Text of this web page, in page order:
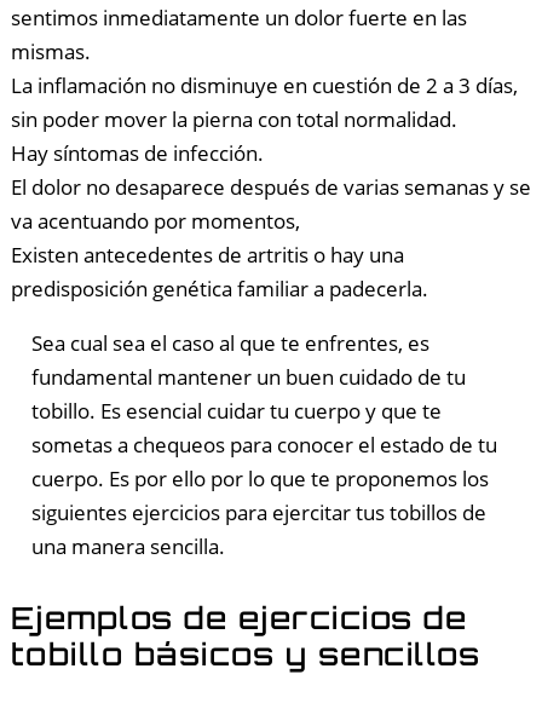
sentimos inmediatamente un dolor fuerte en las
mismas.
La inflamación no disminuye en cuestión de 2 a 3 días,
sin poder mover la pierna con total normalidad.
Hay síntomas de infección.
El dolor no desaparece después de varias semanas y se
va acentuando por momentos,
Existen antecedentes de artritis o hay una
predisposición genética familiar a padecerla.
Sea cual sea el caso al que te enfrentes, es
fundamental mantener un buen cuidado de tu
tobillo. Es esencial cuidar tu cuerpo y que te
sometas a chequeos para conocer el estado de tu
cuerpo. Es por ello por lo que te proponemos los
siguientes ejercicios para ejercitar tus tobillos de
una manera sencilla.
Ejemplos de ejercicios de
tobillo básicos y sencillos